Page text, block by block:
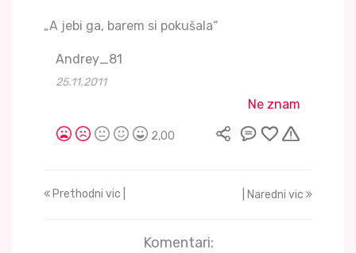
„A jebi ga, barem si pokušala“
Andrey_81
25.11.2011
Ne znam
2,00
Prethodni vic | | Naredni vic
Komentari: